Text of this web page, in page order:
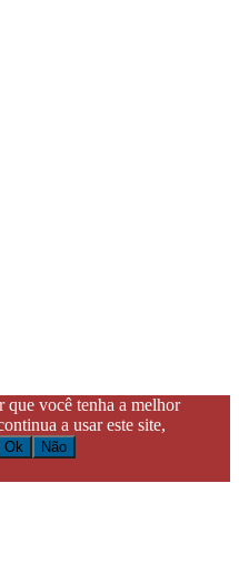
que você tenha a melhor
a usar este site,
Ok
Não